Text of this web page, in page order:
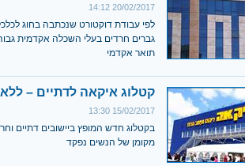
20/02/2017 14:12
לפי עבודת דוקטורט שנכתבה בחוג
תואר אקדמי
קטלוג איקאה לדתיים –
15/02/2017 13:30
בקטלוג חדש המופץ ביישובים דתיים
מקומן של הנשים נפקד